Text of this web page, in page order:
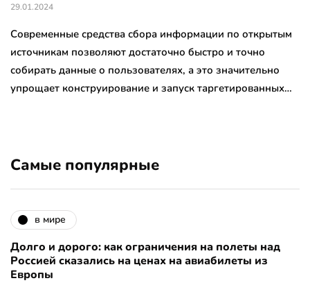
29.01.2024
Современные средства сбора информации по открытым
источникам позволяют достаточно быстро и точно
собирать данные о пользователях, а это значительно
упрощает конструирование и запуск таргетированных…
Самые популярные
в мире
Долго и дорого: как ограничения на полеты над
Россией сказались на ценах на авиабилеты из
Европы